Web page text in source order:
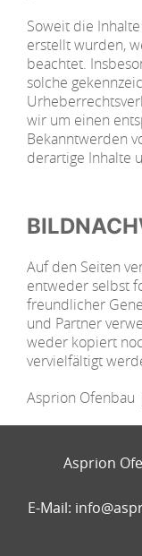
Soweit die
erstellt wurden,
beachtet.
solche
wir um einen
Bekanntwerden
derartige Inhalte
Auf den Seiten
entweder selbst
freundlicher
und Partner
weder kopiert
vervielfältigt
Asprion Ofenbau
Asprion
E-Mail: